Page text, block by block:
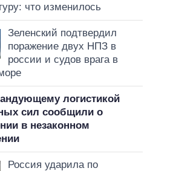
что изменилось
Зеленский подтвердил
поражение двух НПЗ в
россии и судов врага в
логистикой
сил сообщили о
в незаконном
Россия ударила по